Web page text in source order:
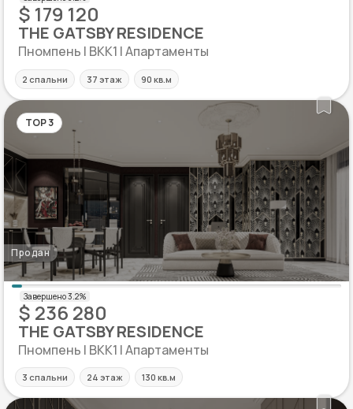
$ 179 120
THE GATSBY RESIDENCE
Пномпень | BKK1 | Апартаменты
2 спальни 37 этаж 90 кв.м
TOP 3
Продан
$ 236 280
THE GATSBY RESIDENCE
Пномпень | BKK1 | Апартаменты
3 спальни 24 этаж 130 кв.м